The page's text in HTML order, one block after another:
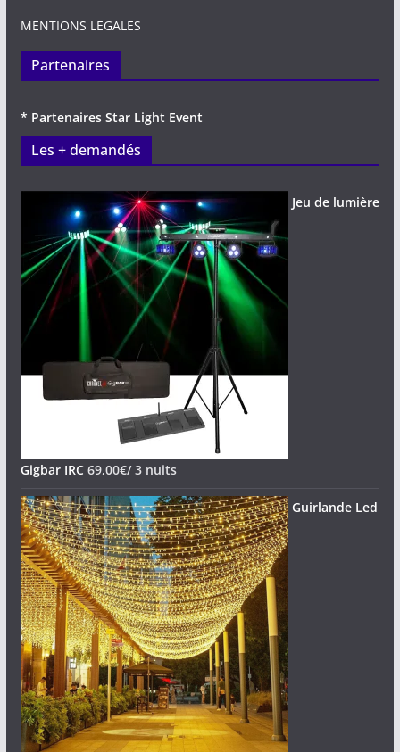
MENTIONS LEGALES
Partenaires
* Partenaires Star Light Event
Les + demandés
Jeu de lumière
Gigbar IRC 69,00€/ 3 nuits
Guirlande Led